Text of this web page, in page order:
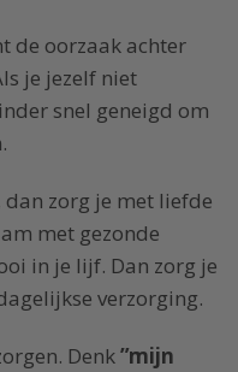
de oorzaak achter
je jezelf niet
snel geneigd om
zorg je met liefde
met gezonde
in je lijf. Dan zorg je
verzorging.
Denk”mijn